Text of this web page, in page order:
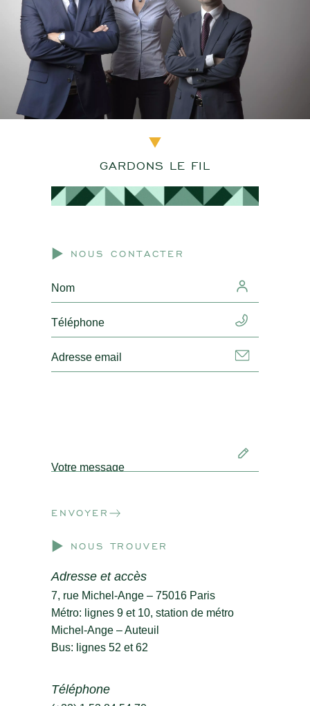
GARDONS LE FIL
NOUS CONTACTER
ENVOYER
NOUS TROUVER
Adresse et accès
7, rue Michel-Ange – 75016 Paris
Métro: lignes 9 et 10, station de métro
Michel-Ange – Auteuil
Bus: lignes 52 et 62
Téléphone